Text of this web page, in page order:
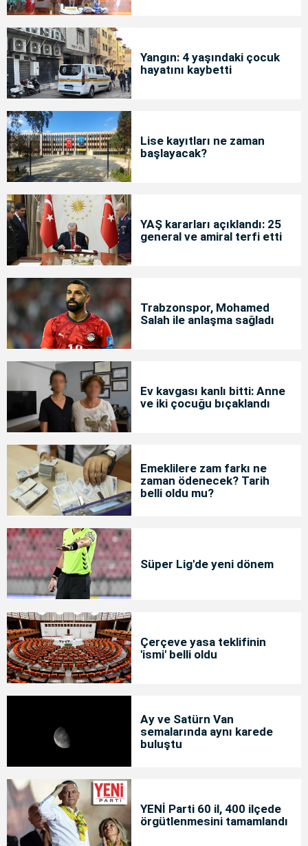
Yangın: 4 yaşındaki çocuk
hayatını kaybetti
Lise kayıtları ne zaman
başlayacak?
YAŞ kararları açıklandı: 25
general ve amiral terfi etti
Trabzonspor, Mohamed
Salah ile anlaşma sağladı
Ev kavgası kanlı bitti: Anne
ve iki çocuğu bıçaklandı
Emeklilere zam farkı ne
zaman ödenecek? Tarih
belli oldu mu?
Süper Lig'de yeni dönem
Çerçeve yasa teklifinin
'ismi' belli oldu
Ay ve Satürn Van
semalarında aynı karede
buluştu
YENİ Parti 60 il, 400 ilçede
örgütlenmesini tamamlandı